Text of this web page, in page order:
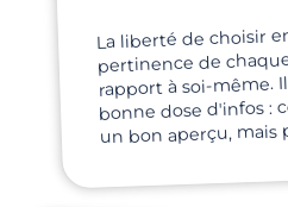
La liberté de choisir
pertinence de
rapport à soi-même.
bonne dose d'infos :
un bon aperçu, mais